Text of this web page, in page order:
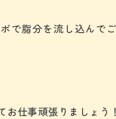
で脂分を流し込んで
お仕事頑張りましょう